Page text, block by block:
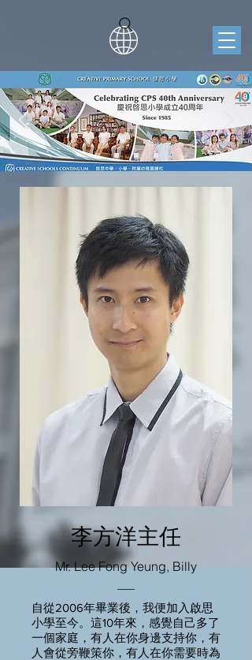
李方洋主任
Mr. Lee Fong Yeung, Billy
自從2006年畢業後，我便加入啟思
小學至今。這10年來，感覺自己多了
一個家庭，有人在你身邊支持你，有
人會從旁鞭策你，有人在你需要時為